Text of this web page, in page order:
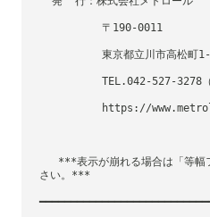
          〒190-0011
東京都立川市高松
TEL.042-
https://
さい。***